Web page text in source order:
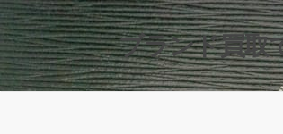
コ
ン
テ
ン
ブランド買取